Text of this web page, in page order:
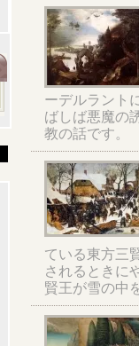
ーデルラント
ばしば悪魔の
教の話です。
ている東方三
されるときに
賢王が雪の中